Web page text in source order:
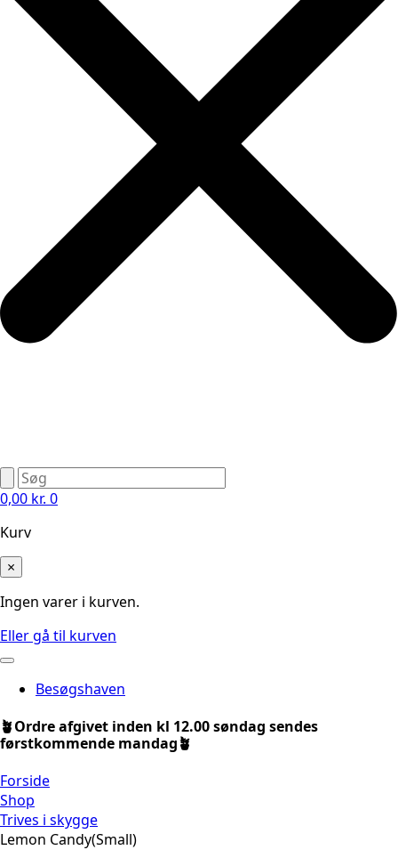
0,00 kr. 0
Kurv
×
Ingen varer i kurven.
Eller gå til kurven
Besøgshaven
🪴Ordre afgivet inden kl 12.00 søndag sendes
førstkommende mandag🪴
Forside
Shop
Trives i skygge
Lemon Candy(Small)